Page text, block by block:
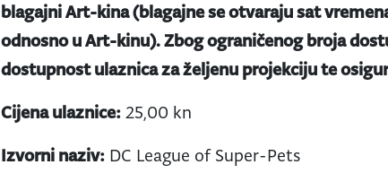
blagajni Art-kina (blagajne se otvaraju sat
odnosno u Art-kinu). Zbog ograničenog broja
dostupnost ulaznica za željenu projekciju te
Cijena ulaznice: 25,00 kn
Izvorni naziv: DC League of Super-Pets